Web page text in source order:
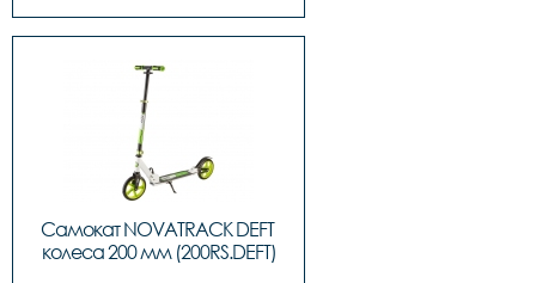
Самокат NOVATRACK DEFT
колеса 200 мм (200RS.DEFT)